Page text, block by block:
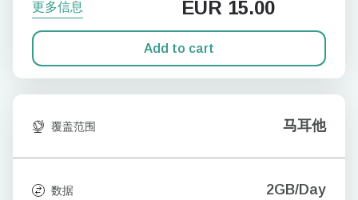
更多信息 EUR 15.00
Add to cart
覆盖范围 马耳他
数据 2GB/Day